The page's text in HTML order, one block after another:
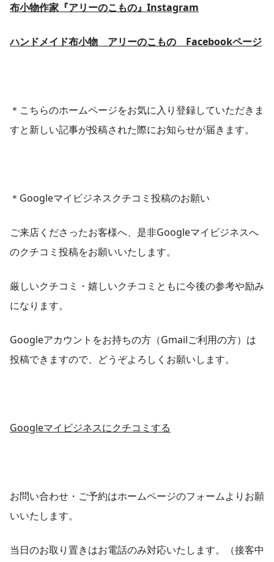
布小物作家『アリーのこもの』Instagram
ハンドメイド布小物 アリーのこもの Facebookページ
＊こちらのホームページをお気に入り登録していただきま
すと新しい記事が投稿された際にお知らせが届きます。
＊Googleマイビジネスクチコミ投稿のお願い
ご来店くださったお客様へ、是非Googleマイビジネスへ
のクチコミ投稿をお願いいたします。
厳しいクチコミ・嬉しいクチコミともに今後の参考や励み
になります。
Googleアカウントをお持ちの方（Gmailご利用の方）は
投稿できますので、どうぞよろしくお願いします。
Googleマイビジネスにクチコミする
お問い合わせ・ご予約はホームページのフォームよりお願
いいたします。
当日のお取り置きはお電話のみ対応いたします。（接客中